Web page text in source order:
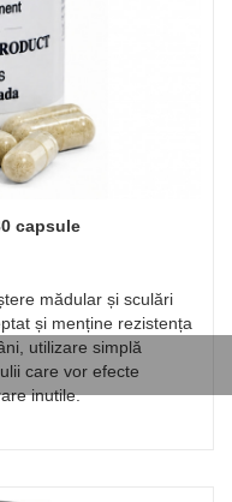
capsule
mădular și sculări
și menține rezistența
utilizare simplă
care vor efecte
inutile.